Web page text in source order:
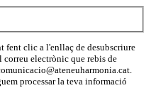
fent clic a l'enllaç de desubscriure
correu electrònic que rebis de
processar la teva informació